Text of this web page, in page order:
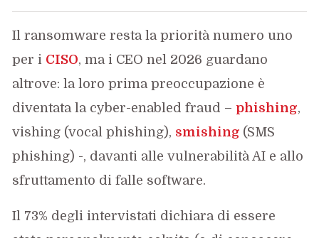
Il ransomware resta la priorità numero uno
per i CISO, ma i CEO nel 2026 guardano
altrove: la loro prima preoccupazione è
diventata la cyber-enabled fraud – phishing,
vishing (vocal phishing), smishing (SMS
phishing) -, davanti alle vulnerabilità AI e allo
sfruttamento di falle software.
Il 73% degli intervistati dichiara di essere